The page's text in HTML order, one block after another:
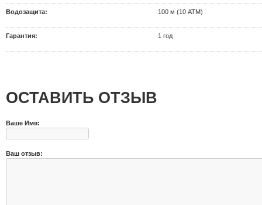
Водозащита: 100 м (10 АТМ)
Гарантия: 1 год
ОСТАВИТЬ ОТЗЫВ
Ваше Имя:
Ваш отзыв: